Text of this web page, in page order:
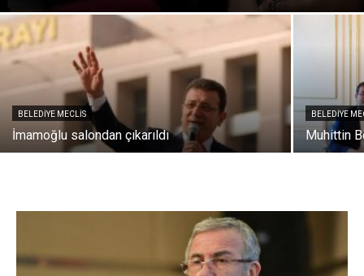
BELEDIYE MECLIS
İmamoğlu salondan çıkarıldı
BELEDIYE
Muhittin